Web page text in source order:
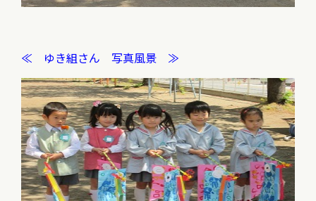
≪ ゆき組さん 写真風景 ≫